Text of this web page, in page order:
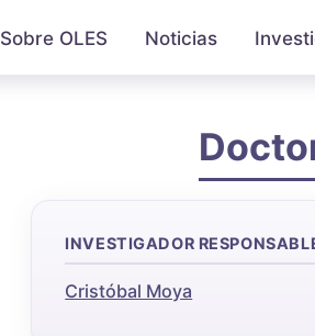
Sobre OLES Noticias
INVESTIGADOR
Cristóbal Moya